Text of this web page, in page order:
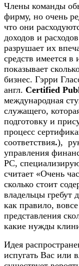
Члены команды
фирму, но очень
что они
доходов и
разрушает их
средств имеется
показывает
бизнес. Гэрри
англ. Certified
международная
служащего,
подготовку и
процесс
соответствия.),
управления
PC,
считает «Очень
сколько стоит
владельцы гребут
как правило,
представления
какие нужды
Идея
испугать Вас или